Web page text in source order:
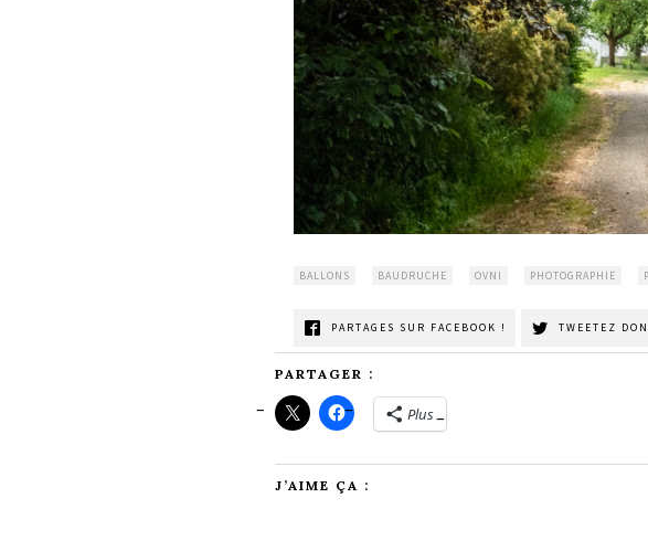
BALLONS BAUDRUCHE OVNI PHOTOGRAPHIE
PARTAGES SUR FACEBOOK ! TWEETEZ
PARTAGER :
Plus
J’AIME ÇA :